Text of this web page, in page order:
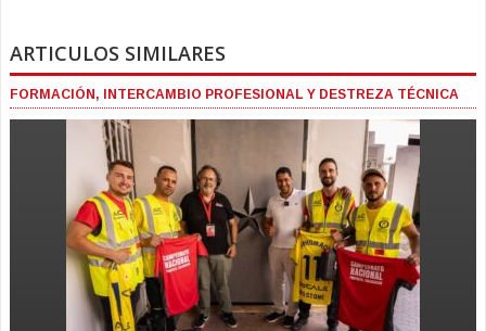
ARTICULOS SIMILARES
FORMACIÓN, INTERCAMBIO PROFESIONAL Y DESTREZA TÉCNICA